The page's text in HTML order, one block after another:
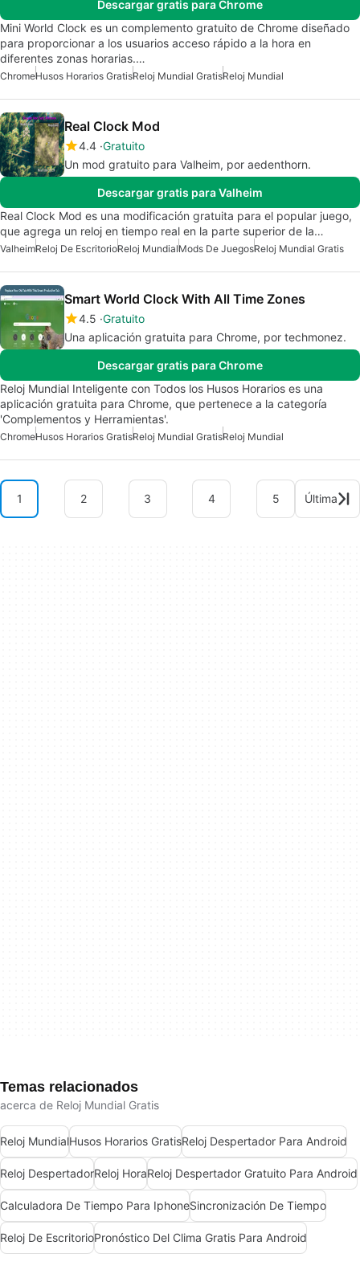
Descargar gratis para Chrome
Mini World Clock es un complemento gratuito de Chrome diseñado
para proporcionar a los usuarios acceso rápido a la hora en
diferentes zonas horarias.…
ChromeHusos Horarios GratisReloj Mundial GratisReloj Mundial
Real Clock Mod
4.4 Gratuito
Un mod gratuito para Valheim, por aedenthorn.
Descargar gratis para Valheim
Real Clock Mod es una modificación gratuita para el popular juego,
que agrega un reloj en tiempo real en la parte superior de la…
ValheimReloj De EscritorioReloj MundialMods De JuegosReloj Mundial Gratis
Smart World Clock With All Time Zones
4.5 Gratuito
Una aplicación gratuita para Chrome, por techmonez.
Descargar gratis para Chrome
Reloj Mundial Inteligente con Todos los Husos Horarios es una
aplicación gratuita para Chrome, que pertenece a la categoría
'Complementos y Herramientas'.
ChromeHusos Horarios GratisReloj Mundial GratisReloj Mundial
1 2 3 4 5 Última
Temas relacionados
acerca de Reloj Mundial Gratis
Reloj MundialHusos Horarios GratisReloj Despertador Para Android
Reloj DespertadorReloj HoraReloj Despertador Gratuito Para Android
Calculadora De Tiempo Para IphoneSincronización De Tiempo
Reloj De EscritorioPronóstico Del Clima Gratis Para Android